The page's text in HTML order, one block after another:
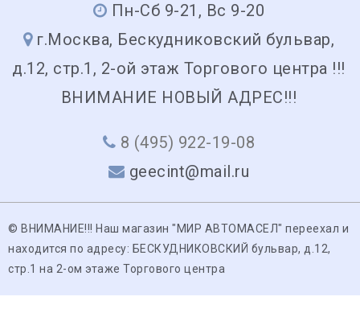
Пн-Сб 9-21, Вс 9-20
г.Москва, Бескудниковский бульвар,
д.12, стр.1, 2-ой этаж Торгового центра !!!
ВНИМАНИЕ НОВЫЙ АДРЕС!!!
8 (495) 922-19-08
geecint@mail.ru
© ВНИМАНИЕ!!! Наш магазин "МИР АВТОМАСЕЛ" переехал и
находится по адресу: БЕСКУДНИКОВСКИЙ бульвар, д.12,
стр.1 на 2-ом этаже Торгового центра